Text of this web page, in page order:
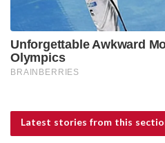
Latest stories from this